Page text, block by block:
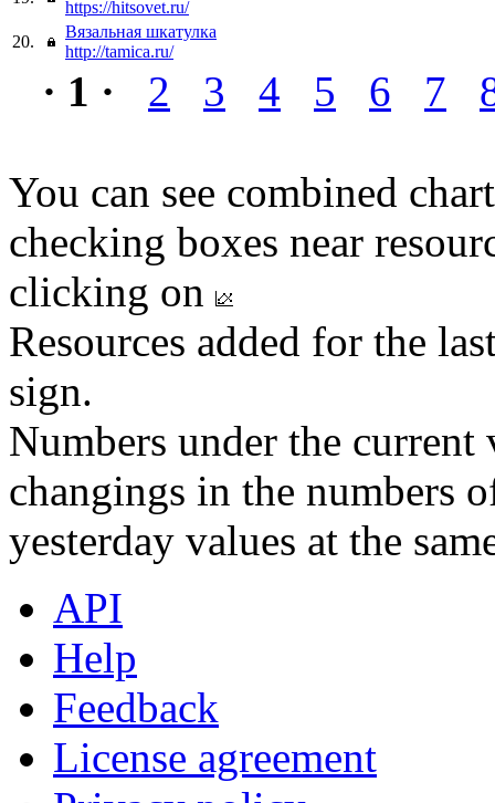
https://hitsovet.ru/
20.
Вязальная шкатулка
http://tamica.ru/
· 1 · 2 3 4 5 6 7
You can see combined
checking boxes near
clicking on
Resources added for the
sign.
Numbers under the
changings in the numbers
yesterday values at the
API
Help
Feedback
License agreement